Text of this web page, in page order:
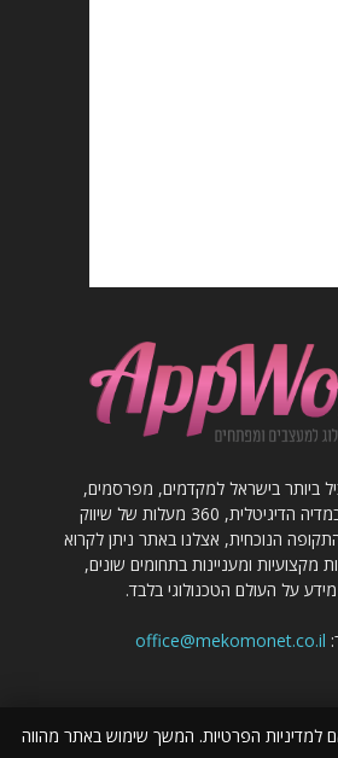
ביותר בישראל למקדמים, מפרסמים,
מעצבים ומפתחים במדיה הדיגיטלית, 360 מעלות של שיווק
הנוכחית, אצלנו באתר ניתן לקרוא
מקצועיות ומעניינות בתחומים שונים,
על העולם הטכנולוגי בלבד.
office@mekomonet.co.il
הפרטיות. המשך שימוש באתר מהווה